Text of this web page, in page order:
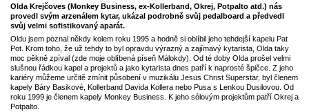
Olda Krejčoves (Monkey Business, ex-Kollerband, Okrej, Potpalto atd.) nás
provedl svým arzenálem kytar, ukázal podrobně svůj pedalboard a předvedl
svůj velmi sofistikovaný aparát.
Oldu jsem poznal někdy kolem roku 1995 a hodně si oblíbil jeho tehdejší kapelu Pat
Pot. Krom toho, že už tehdy to byl opravdu výrazný a zajímavý kytarista, Olda taky
moc pěkně zpíval (zde moje oblíbená píseň Málokdy). Od té doby Olda prošel velmi
slušnou řádkou kapel a projektů a jako kytarista dnes patří k naprosté špičce. Z jeho
kariéry můžeme určitě zmínit působení v muzikálu Jesus Christ Superstar, byl členem
kapely Báry Basikové, Kollerband Davida Kollera nebo Pusa s Lenkou Dusilovou. Od
roku 1999 je členem kapely Monkey Business. K jeho sólovým projektům patří Okrej a
Potpalto.